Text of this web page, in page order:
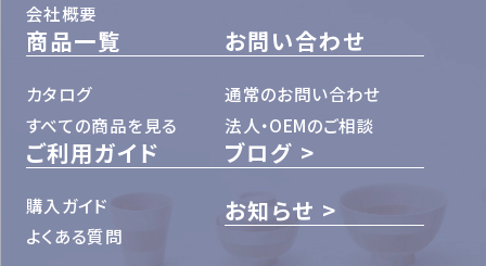
会社概要
商品一覧
カタログ
すべての商品を見る
お問い合わせ
通常のお問い合わせ
法人・OEMのご相談
ご利用ガイド
購入ガイド
よくある質問
ブログ
お知らせ